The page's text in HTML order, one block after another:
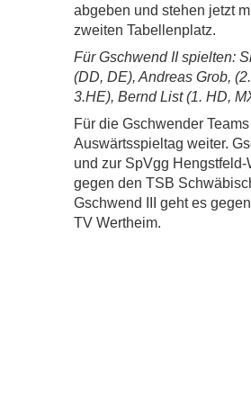
abgeben und stehen jetzt
zweiten Tabellenplatz.
Für Gschwend II spielten:
(DD, DE), Andreas Grob,
3.HE), Bernd List (1. HD,
Für die Gschwender
Auswärtsspieltag weiter.
und zur SpVgg
gegen den TSB
Gschwend III geht es
TV Wertheim.